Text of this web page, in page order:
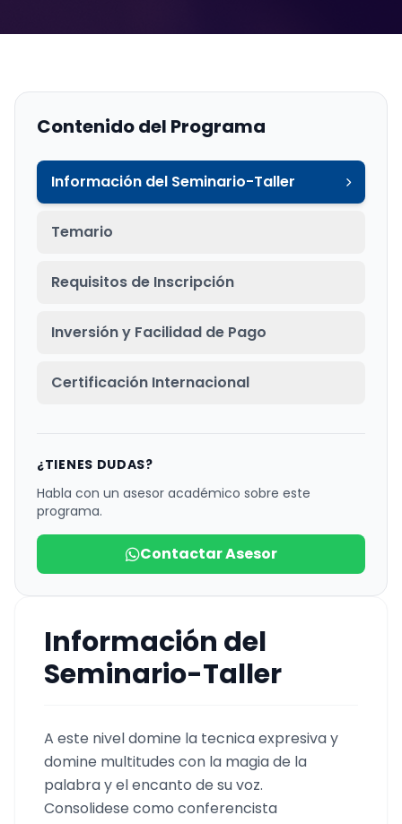
Información del
Seminario-Taller
A este nivel domine la tecnica expresiva y
domine multitudes con la magia de la
palabra y el encanto de su voz.
Consolidese como conferencista
Contenido del Programa
Información del Seminario-Taller
Temario
Requisitos de Inscripción
Inversión y Facilidad de Pago
Certificación Internacional
¿TIENES DUDAS?
Habla con un asesor académico sobre este
programa.
Contactar Asesor